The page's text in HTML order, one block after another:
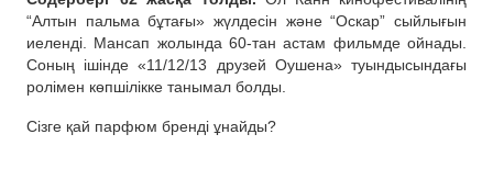
“Алтын пальма бұтағы» жүлдесін және “Оскар” сыйлығын
иеленді. Мансап жолында 60-тан астам фильмде ойнады.
Соның ішінде «11/12/13 друзей Оушена» туындысындағы
ролімен көпшілікке танымал болды.
Сізге қай парфюм бренді ұнайды?